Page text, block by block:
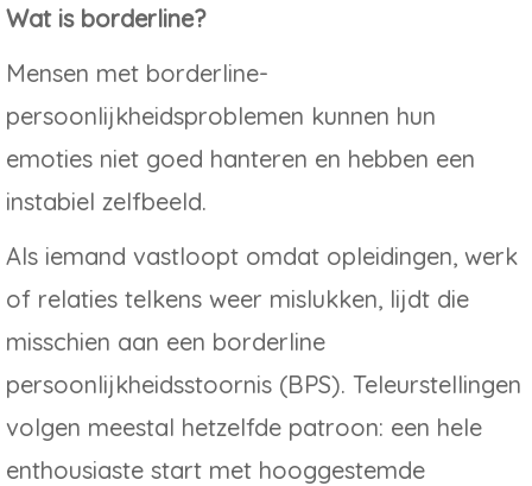
Wat is borderline?
Mensen met borderline-
persoonlijkheidsproblemen kunnen hun
emoties niet goed hanteren en hebben een
instabiel zelfbeeld.
Als iemand vastloopt omdat opleidingen, werk
of relaties telkens weer mislukken, lijdt die
misschien aan een borderline
persoonlijkheidsstoornis (BPS). Teleurstellingen
volgen meestal hetzelfde patroon: een hele
enthousiaste start met hooggestemde